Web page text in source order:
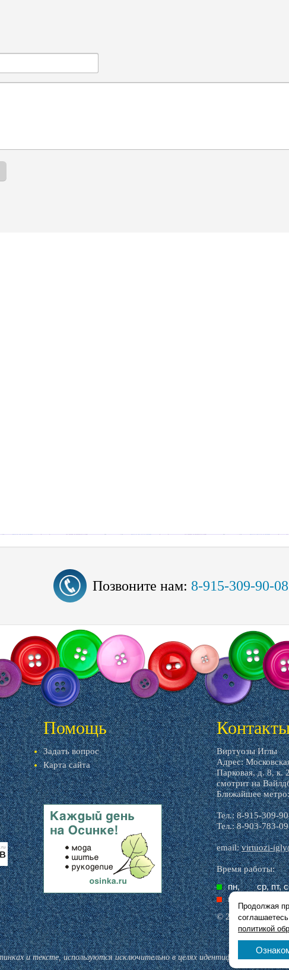
Позвоните нам: 8-915-309-90-08
Помощь
Задать вопрос
Карта сайта
livemaster.ru
Виртуозы Иглы
Адрес:
Парковая, д. 8, к.
смотрит на
Ближайшее
Тел.: 8-915-309-
Тел.: 8-903-783-
email:virtuozi-
Время работы:
пн,
ср, пт,
вт,
© 2016–2026
и тексте, используются исключительно в целях идентификации.
Продолжая
политикой